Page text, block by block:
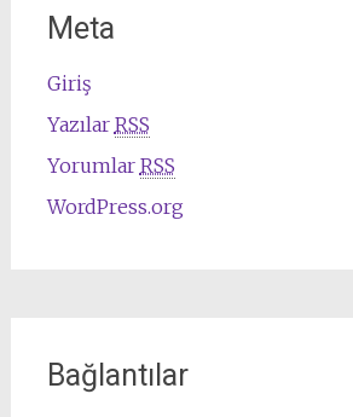
Meta
Giriş
Yazılar RSS
Yorumlar RSS
WordPress.org
Bağlantılar